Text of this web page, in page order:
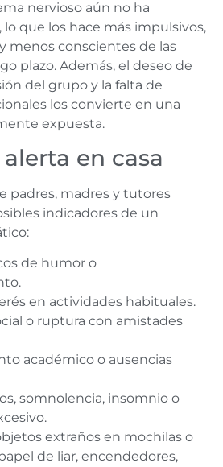
nervioso aún no ha
que los hace más impulsivos,
menos conscientes de las
plazo. Además, el deseo de
del grupo y la falta de
los convierte en una
expuesta.
en casa
padres, madres y tutores
indicadores de un
de humor o
en actividades habituales.
o ruptura con amistades
académico o ausencias
somnolencia, insomnio o
extraños en mochilas o
de liar, encendedores,